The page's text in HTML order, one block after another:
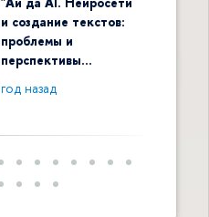
и создание текстов:
проблемы и
перспективы…
год назад